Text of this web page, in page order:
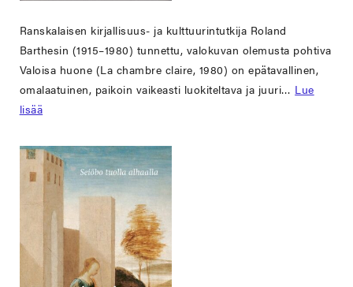
Ranskalaisen kirjallisuus- ja kulttuurintutkija Roland
Barthesin (1915–1980) tunnettu, valokuvan olemusta pohtiva
Valoisa huone (La chambre claire, 1980) on epätavallinen,
omalaatuinen, paikoin vaikeasti luokiteltava ja juuri… Lue
lisää